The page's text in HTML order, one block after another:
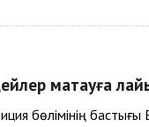
мақтауға
бөлімінің бастығы